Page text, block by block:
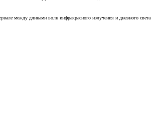
между длинами волн инфракрасного излучения и дневного света.